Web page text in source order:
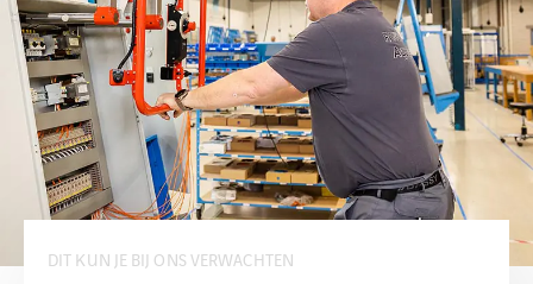
DIT KUN JE BIJ ONS VERWACHTEN